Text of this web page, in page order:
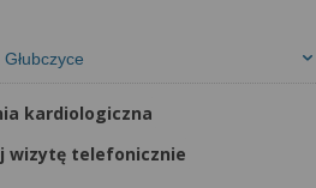
kardiologiczna
wizytę telefonicznie